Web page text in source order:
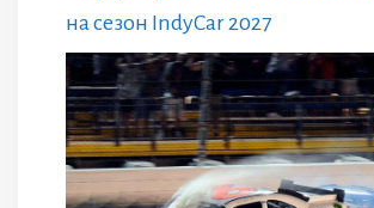
на сезон IndyCar 2027